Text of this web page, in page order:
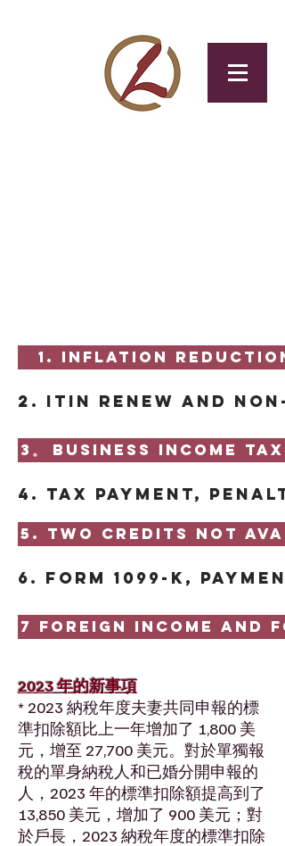
1. Inflation
2. ITIN renew and
3。 Business Income Tax
4. Tax payment,
5. Two credits not
6. Form 1099-K,
7 Foreign Income and
2023 年的新事項
* 2023 納稅年度夫妻共同申報的標
準扣除額比上一年增加了 1,800 美
元，增至 27,700 美元。對於單獨報
稅的單身納稅人和已婚分開申報的
人，2023 年的標準扣除額提高到了
13,850 美元，增加了 900 美元；對
於戶長，2023 納稅年度的標準扣除